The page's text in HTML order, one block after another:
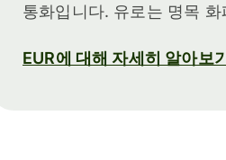
통화입니다. 유로는 명목 화
EUR에 대해 자세히 알아보기